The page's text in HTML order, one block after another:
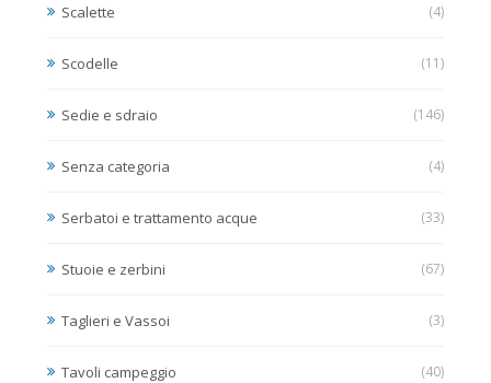
Scalette (4)
Scodelle (11)
Sedie e sdraio (146)
Senza categoria (4)
Serbatoi e trattamento acque (33)
Stuoie e zerbini (67)
Taglieri e Vassoi (3)
Tavoli campeggio (40)